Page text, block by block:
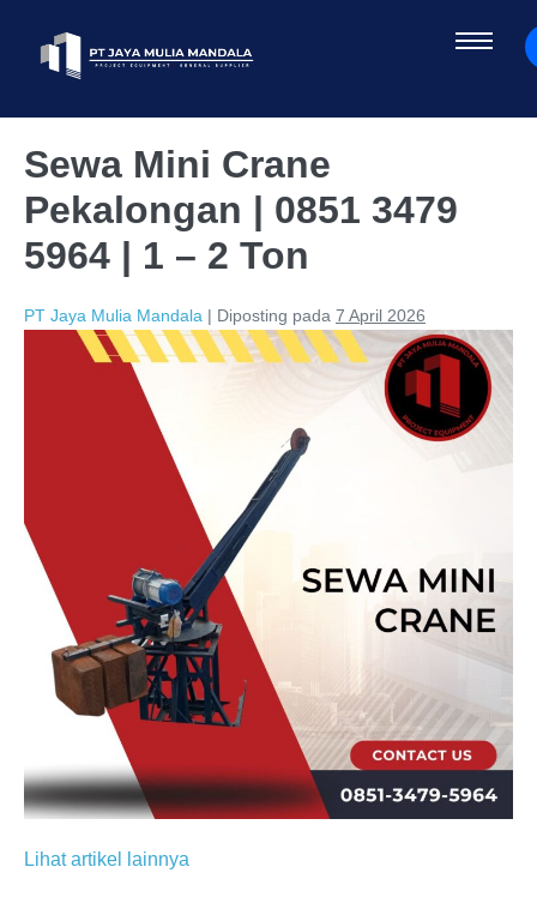
Sewa Mini Crane
Pekalongan | 0851 3479
5964 | 1 – 2 Ton
PT Jaya Mulia Mandala | Diposting pada 7 April 2026
Lihat artikel lainnya